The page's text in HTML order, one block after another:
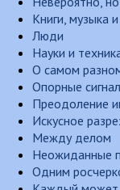
Книги, музыка
Люди
Науки и
О самом
Опорные
Преодоление
Искусное
Между делом
Неожиданные
Одним